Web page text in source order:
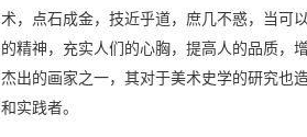
术，点石成金，技近乎道，庶几不惑，当
的精神，充实人们的心胸，提高人的品质，
杰出的画家之一，其对于美术史学的研究也
和实践者。